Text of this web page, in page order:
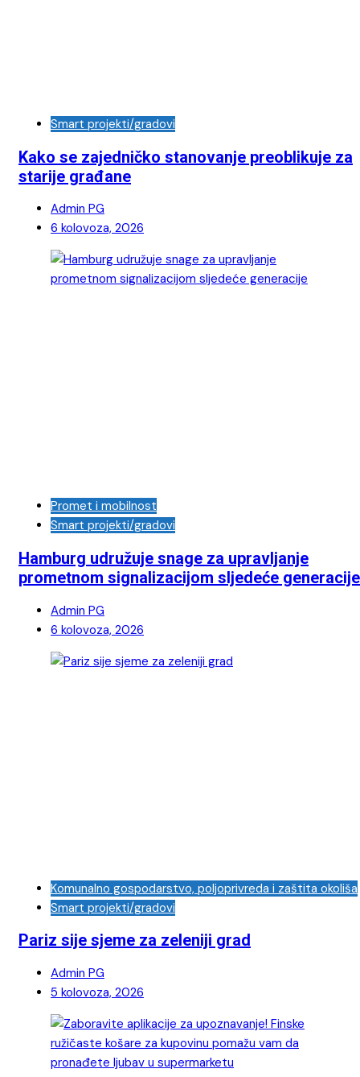
Smart projekti/gradovi
Kako se zajedničko stanovanje preoblikuje za
starije građane
Admin PG
6 kolovoza, 2026
Promet i mobilnost
Smart projekti/gradovi
Hamburg udružuje snage za upravljanje
prometnom signalizacijom sljedeće generacije
Admin PG
6 kolovoza, 2026
Komunalno gospodarstvo, poljoprivreda i zaštita okoliša
Smart projekti/gradovi
Pariz sije sjeme za zeleniji grad
Admin PG
5 kolovoza, 2026